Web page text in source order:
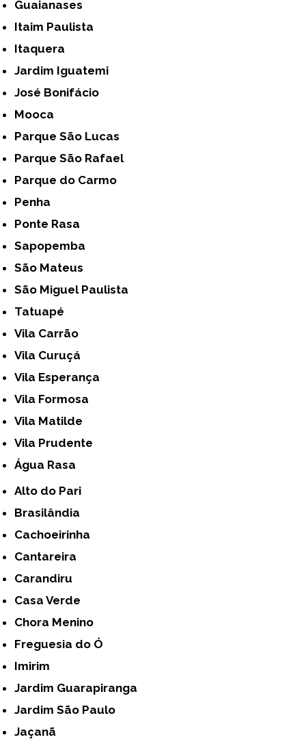
Guaianases
Itaim Paulista
Itaquera
Jardim Iguatemi
José Bonifácio
Mooca
Parque São Lucas
Parque São Rafael
Parque do Carmo
Penha
Ponte Rasa
Sapopemba
São Mateus
São Miguel Paulista
Tatuapé
Vila Carrão
Vila Curuçá
Vila Esperança
Vila Formosa
Vila Matilde
Vila Prudente
Água Rasa
Alto do Pari
Brasilândia
Cachoeirinha
Cantareira
Carandiru
Casa Verde
Chora Menino
Freguesia do Ó
Imirim
Jardim Guarapiranga
Jardim São Paulo
Jaçanã